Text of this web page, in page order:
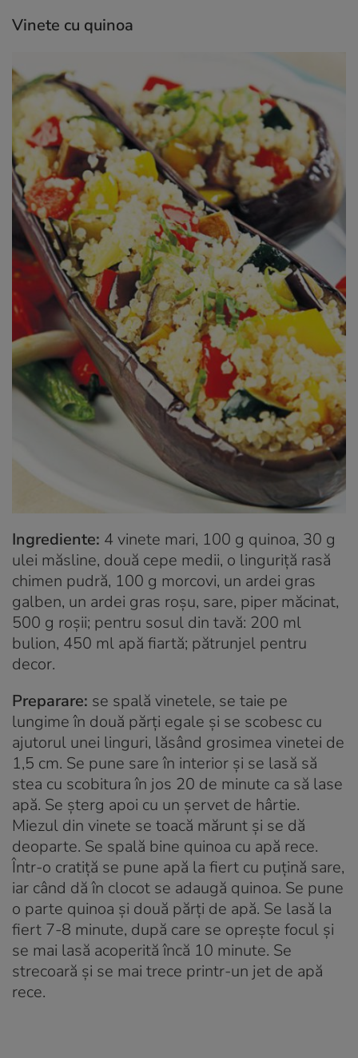
Vinete cu quinoa
Ingrediente: 4 vinete mari, 100 g quinoa, 30 g
ulei măsline, două cepe medii, o linguriţă rasă
chimen pudră, 100 g morcovi, un ardei gras
galben, un ardei gras roşu, sare, piper măcinat,
500 g roşii; pentru sosul din tavă: 200 ml
bulion, 450 ml apă fiartă; pătrunjel pentru
decor.
Preparare: se spală vinetele, se taie pe
lungime în două părţi egale şi se scobesc cu
ajutorul unei linguri, lăsând grosimea vinetei de
1,5 cm. Se pune sare în interior şi se lasă să
stea cu scobitura în jos 20 de minute ca să lase
apă. Se şterg apoi cu un şervet de hârtie.
Miezul din vinete se toacă mărunt şi se dă
deoparte. Se spală bine quinoa cu apă rece.
Într-o cratiţă se pune apă la fiert cu puţină sare,
iar când dă în clocot se adaugă quinoa. Se pune
o parte quinoa şi două părţi de apă. Se lasă la
fiert 7-8 minute, după care se opreşte focul şi
se mai lasă acoperită încă 10 minute. Se
strecoară şi se mai trece printr-un jet de apă
rece.